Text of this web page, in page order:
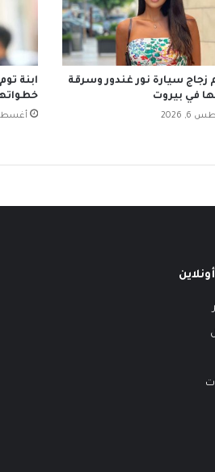
زجاج سيارة نور غندور وسرقة
في بيروت
2026
ابنة
أغسطس 6,